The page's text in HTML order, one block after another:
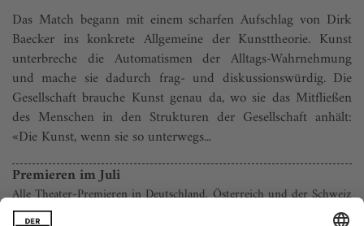
Das Match begann mit einem scharfen Aufschlag von Dirk
Baecker ins konkrete Allgemeine der Kunsttheorie. Kunst
unterbreche die Automatismen der Alltags-Wahrnehmung
und mache sie dadurch frag- und diskussionswürdig. Die
Gesellschaft brauche Kunst genau da, wo sie das Mitfließen
des Menschen in den Strukturen der Gesellschaft anhält:
«Die Kunst, wenn sie so unterwegs...
Premieren im Juli
Alle Theater-Premieren in Deutschland, Österreich und der Schweiz
im Juli 2010 auf einen Blick.